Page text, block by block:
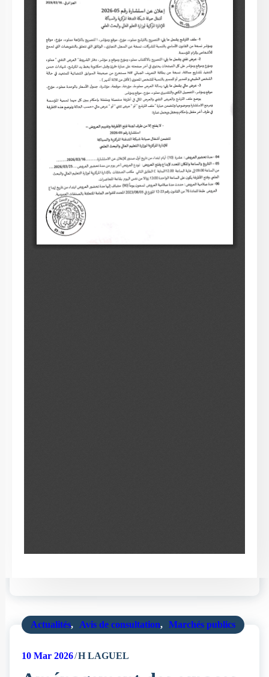
Actualités, Avis de consultation, Marchés publics
10 Mar 2026 H LAGUEL